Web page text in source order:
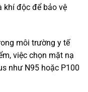
khí độc để bảo vệ
môi trường y tế
việc chọn mặt nạ
như N95 hoặc P100